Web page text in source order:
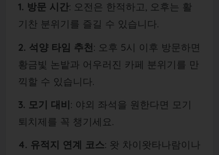
1. 방문 시간: 오전은 한적하고, 오후는 활
기찬 분위기를 즐길 수 있습니다.
2. 석양 타임 추천: 오후 5시 이후 방문하면
황금빛 논밭과 어우러진 카페 분위기를 만
끽할 수 있습니다.
3. 모기 대비: 야외 좌석을 원한다면 모기
퇴치제를 꼭 챙기세요.
4. 유적지 연계 코스: 왓 차이왓타나람이나